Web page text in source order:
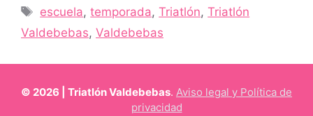
Etiquetas
escuela,temporada,Triatlón,Triatlón
Valdebebas, Valdebebas
© 2026 | Triatlón Valdebebas. Aviso legal y Política de
privacidad